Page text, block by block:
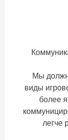
Мы
виды
более
легче